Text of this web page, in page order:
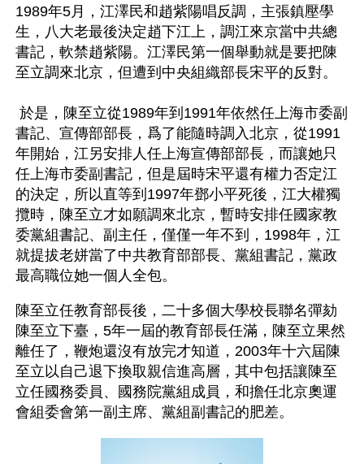
1989年5月，江澤民和趙紫陽唱反調，主張鎮壓學
生，八大老最後決定趙下江上，調江來京當中共總
書記，軟禁趙紫陽。江澤民第一個舉動就是要把陳
至立調來北京，但遭到中央組織部長宋平的反對。
書記、宣傳部部長，爲了能隨時調入北京，從1991
年開始，江另安排人任上海宣傳部部長，而讓她只
任上海市委副書記，但是屆時宋平還有權力否定江
的決定，所以直等到1997年鄧小平死後，江大權獨
攬時，陳至立才如願調來北京，暫時安排任國家教
委黨組書記、副主任，僅僅一年不到，1998年，江
就提拔老姘當了中共教育部部長、黨組書記，黨政
最高職位她一個人全包。
陳至立任教育部長後，二十多個大學校長聯名彈劾
陳至立下臺，5年一屆的教育部長任滿，陳至立果然
離任了，鞭炮還沒有放完才知道，2003年十六屆陳
至立以自己退下換取親信進高層，其中包括讓陳至
立任國務委員、國務院黨組成員，和擔任北京奧運
會組委會第一副主席、黨組副書記的肥差。